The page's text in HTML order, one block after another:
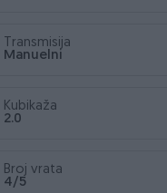
Transmisija
Manuelni
Kubikaža
2.0
Broj vrata
4/5